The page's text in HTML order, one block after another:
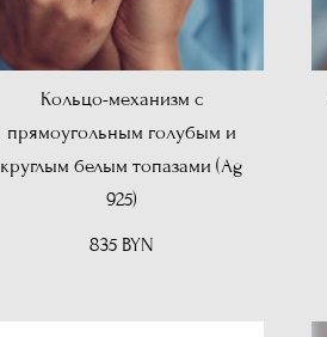
Кольцо-механизм с
прямоугольным голубым и
круглым белым топазами (Ag
925)
835 BYN